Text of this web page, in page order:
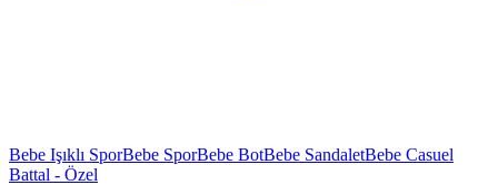
Bebe Işıklı SporBebe SporBebe BotBebe SandaletBebe Casuel
Battal - Özel